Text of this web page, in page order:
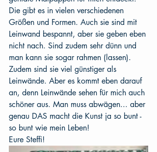
Die gibt es in vielen verschiedenen
Größen und Formen. Auch sie sind mit
Leinwand bespannt, aber sie geben eben
nicht nach. Sind zudem sehr dünn und
man kann sie sogar rahmen (lassen).
Zudem sind sie viel günstiger als
Leinwände. Aber es kommt eben darauf
an, denn Leinwände sehen für mich auch
schöner aus. Man muss abwägen... aber
genau DAS macht die Kunst ja so bunt -
so bunt wie mein Leben!
Eure Steffi!